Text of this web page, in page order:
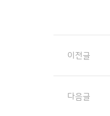
이전글
다음글